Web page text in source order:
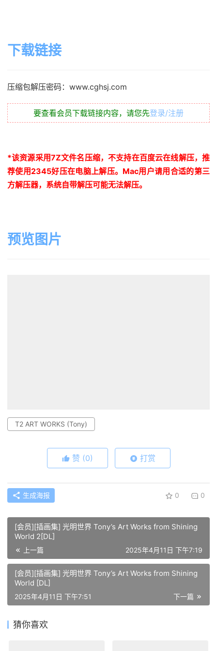
下载链接
压缩包解压密码：www.cghsj.com
要查看会员下载链接内容，请您先登录/注册
*该资源采用7Z文件名压缩，不支持在百度云在线解压，推
荐使用2345好压在电脑上解压。 Mac用户请用合适的第三
方解压器，系统自带解压可能无法解压。
预览图片
T2 ART WORKS (Tony)
赞 (0) 打赏
生成海报 0 0
[会员][插画集] 光明世界 Tony’s Art Works from Shining
World 2[DL]
上一篇 2025年4月11日 下午7:19
[会员][插画集] 光明世界 Tony’s Art Works from Shining
World [DL]
下一篇
2025年4月11日 下午7:51
猜你喜欢